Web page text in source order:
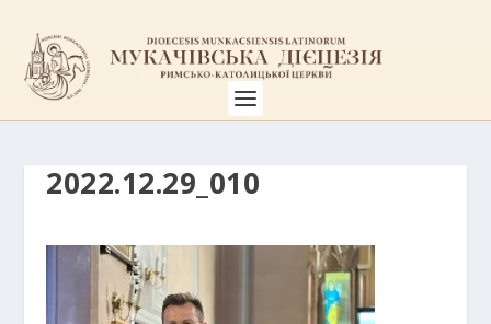
2022.12.29_010